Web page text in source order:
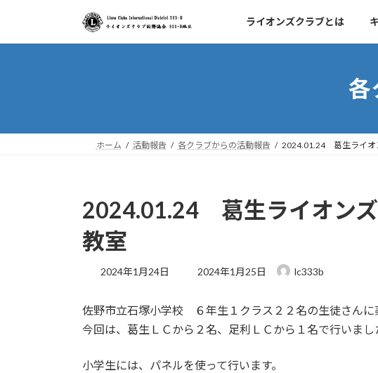
テ
ゲ
ライオンズクラブとは
各
ホーム 活動報告 各クラブからの活動報告 2024.01.24 葛生ライオ
2024.01.24 葛生ライオン
教室
2024年1月24日
最
新
日
2024年1月25日 lc333b
佐野市立石塚小学校 ６年生１クラス２２名の生徒さんに
今回は、葛生ＬＣから２名、足利ＬＣから１名で行いまし
小学生には、パネルを使って行います。